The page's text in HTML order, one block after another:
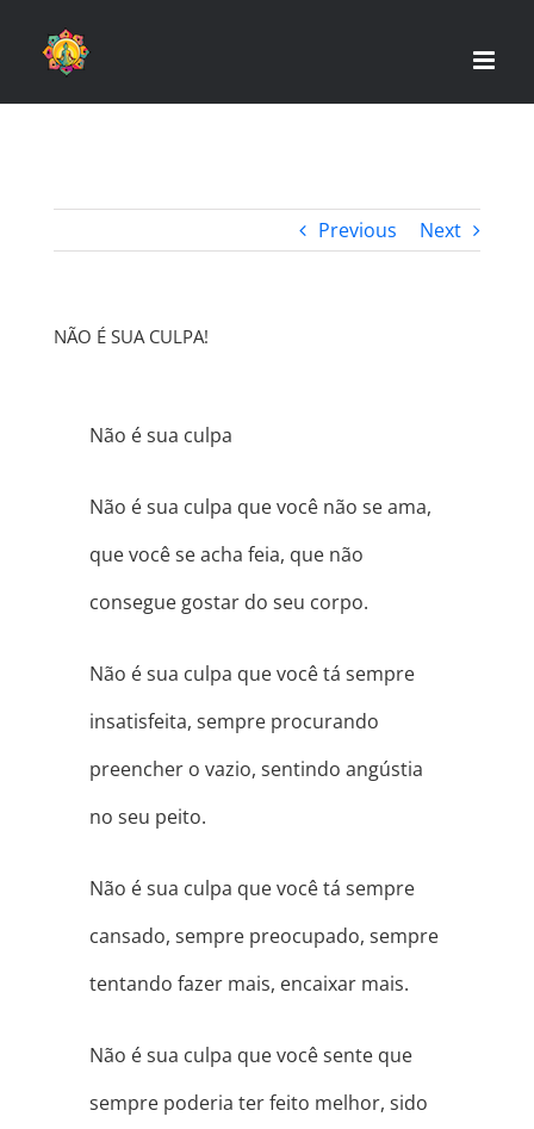
Previous Next
NÃO É SUA CULPA!
Não é sua culpa
Não é sua culpa que você não se ama,
que você se acha feia, que não
consegue gostar do seu corpo.
Não é sua culpa que você tá sempre
insatisfeita, sempre procurando
preencher o vazio, sentindo angústia
no seu peito.
Não é sua culpa que você tá sempre
cansado, sempre preocupado, sempre
tentando fazer mais, encaixar mais.
Não é sua culpa que você sente que
sempre poderia ter feito melhor, sido